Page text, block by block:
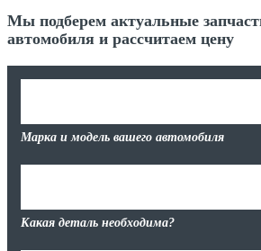
Мы подберем актуальные
автомобиля и рассчитаем цену
Марка и модель вашего автомобиля
Какая деталь необходима?